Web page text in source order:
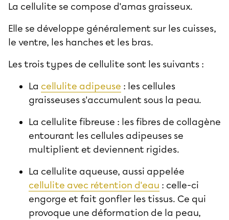
La cellulite se compose d'amas graisseux.
Elle se développe généralement sur les cuisses,
le ventre, les hanches et les bras.
Les troistypes de cellulite sont les suivants :
La cellulite adipeuse : les cellules
graisseuses s'accumulent sous la peau.
La cellulite fibreuse : les fibres de collagène
entourant les cellules adipeuses se
multiplient et deviennent rigides.
La cellulite aqueuse, aussi appelée
cellulite avec rétention d'eau : celle-ci
engorge et fait gonfler les tissus. Ce qui
provoque une déformation de la peau,